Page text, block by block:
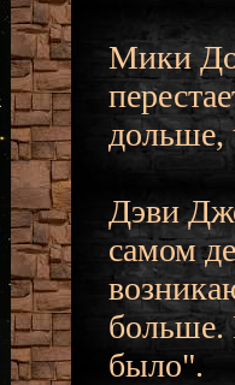
Мики
дольше,
Дэви
самом
больше.
было".